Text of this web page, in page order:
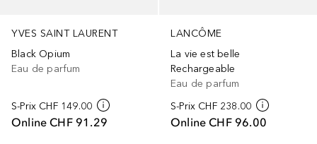
YVES SAINT LAURENT
Black Opium
Eau de parfum
S-Prix CHF 149.00
Online CHF 91.29
LANCÔME
La vie est belle
Rechargeable
Eau de parfum
S-Prix CHF 238.00
Online CHF 96.00